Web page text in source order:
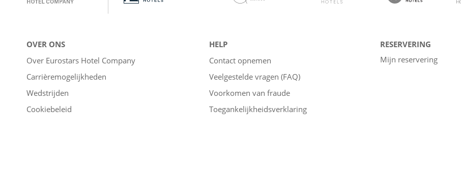
OVER ONS
Over Eurostars Hotel Company
Carrièremogelijkheden
Wedstrijden
Cookiebeleid
HELP
Contact opnemen
Veelgestelde vragen (FAQ)
Voorkomen van fraude
Toegankelijkheidsverklaring
RESERVERING
Mijn reservering